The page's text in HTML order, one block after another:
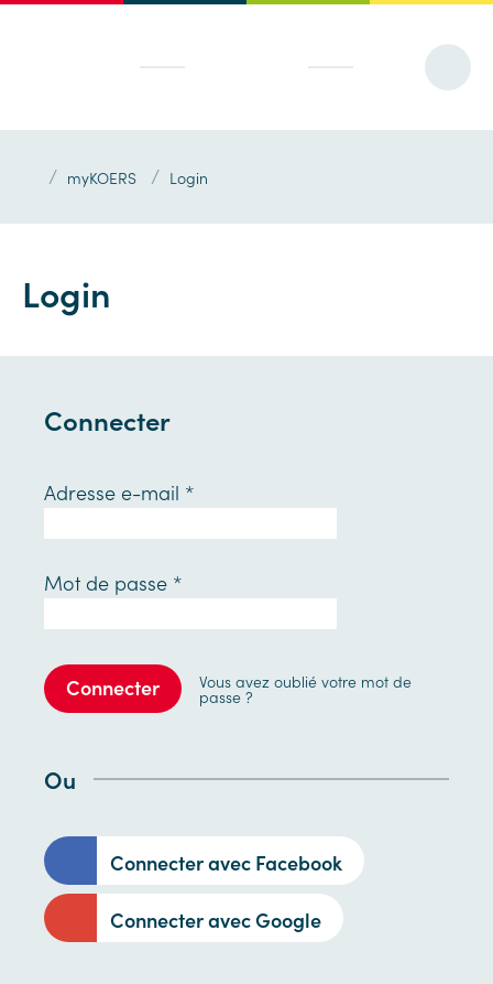
/ myKOERS / Login
Login
Connecter
Adresse e-mail *
Mot de passe *
Connecter Vous avez oublié votre mot de
passe ?
Ou
Connecter avec Facebook
Connecter avec Google